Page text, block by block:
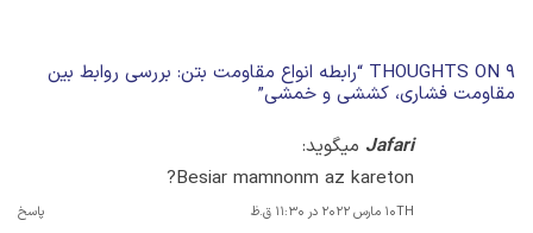
9 THOUGHTS ON “ رابطه انواع مقاومت بتن: بررسی روابط بین
مقاومت فشاری، کششی و خمشی”
Jafari میگوید:
Besiar mamnonm az kareton?
10TH مارس 2022 در 11:30 ق.ظ پاسخ